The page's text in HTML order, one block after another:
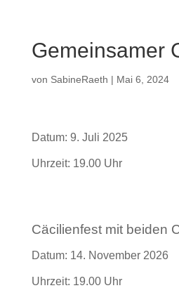
Gemeinsamer
von SabineRaeth | Mai 6, 2024
Datum: 9. Juli 2025
Uhrzeit: 19.00 Uhr
Cäcilienfest mit beiden
Datum: 14. November 2026
Uhrzeit: 19.00 Uhr